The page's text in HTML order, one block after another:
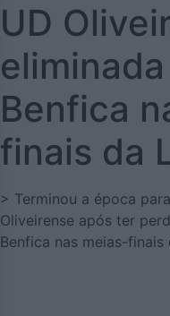
UD
Benfica
finais da
> Terminou a época
Oliveirense após ter
Benfica nas meias-finais